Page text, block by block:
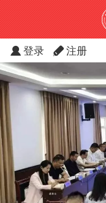
登录 注册